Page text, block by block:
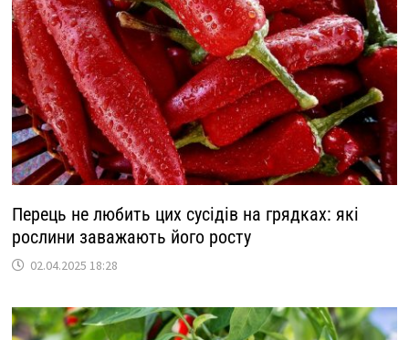
Перець не любить цих сусідів на грядках: які
рослини заважають його росту
02.04.2025 18:28